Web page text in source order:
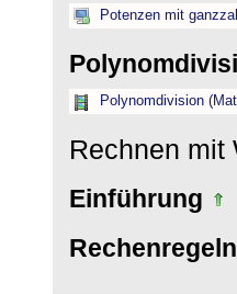
Potenzen mit
Polynomdivision
Rechnen mit
Einführung